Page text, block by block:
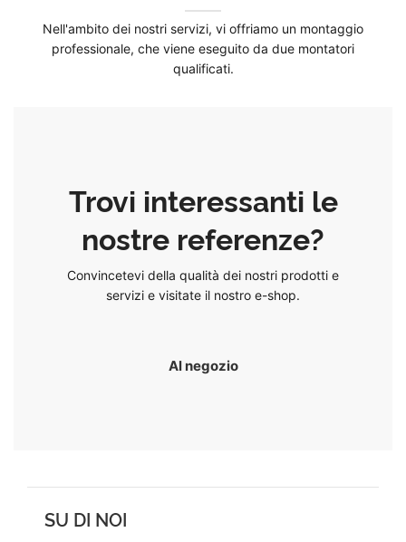
Nell'ambito dei nostri servizi, vi offriamo un montaggio
professionale, che viene eseguito da due montatori
qualificati.
Trovi interessanti le
nostre referenze?
Convincetevi della qualità dei nostri prodotti e
servizi e visitate il nostro e-shop.
Al negozio
SU DI NOI